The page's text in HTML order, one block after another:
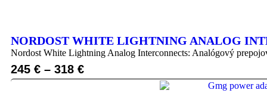
NORDOST WHITE LIGHTNING ANALOG
Nordost White Lightning Analog Interconnects: Analógový
245 € – 318 €